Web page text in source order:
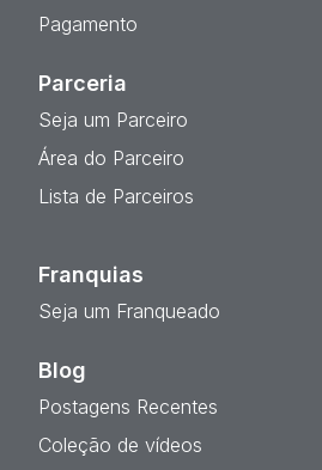
Pagamento
Parceria
Seja um Parceiro
Área do Parceiro
Lista de Parceiros
Franquias
Seja um Franqueado
Blog
Postagens Recentes
Coleção de vídeos